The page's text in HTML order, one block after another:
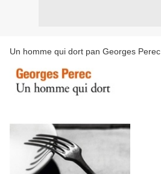
Un homme qui dort pan Georges Perec